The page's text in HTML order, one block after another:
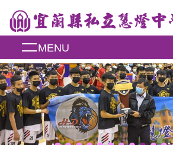
到
主
內
容
區
MENU